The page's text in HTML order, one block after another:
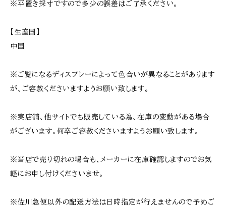
※平置き採寸ですので多少の誤差はご了承ください。
【生産国】
中国
※ご覧になるディスプレーによって色合いが異なることがあります
が、ご容赦くださいますようお願い致します。
※実店舗、他サイトでも販売している為、在庫の変動がある場合
がございます。何卒ご容赦くださいますようお願い致します。
※当店で売り切れの場合も、メーカーに在庫確認しますのでお気
軽にお申し付けくださいませ。
※佐川急便以外の配送方法は日時指定が行えませんので予めご